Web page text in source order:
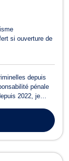
si ouverture de
depuis
pénale
2022, je
fraude,